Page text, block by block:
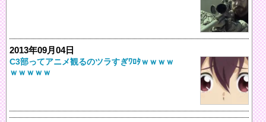
2013年09月04日
C3部ってアニメ観るのツラすぎﾜﾛﾀｗｗｗｗ
ｗｗｗｗｗ